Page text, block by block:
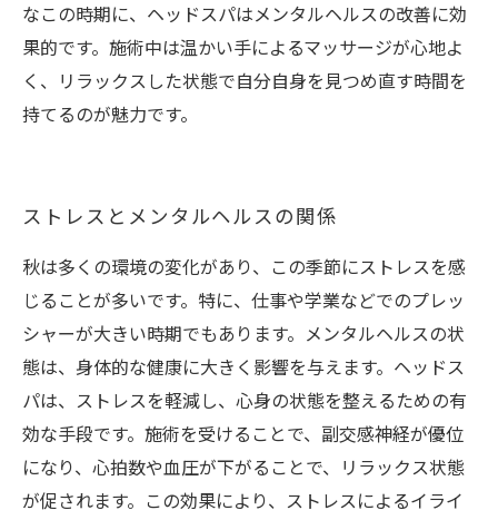
なこの時期に、ヘッドスパはメンタルヘルスの改善に効
果的です。施術中は温かい手によるマッサージが心地よ
く、リラックスした状態で自分自身を見つめ直す時間を
持てるのが魅力です。
ストレスとメンタルヘルスの関係
秋は多くの環境の変化があり、この季節にストレスを感
じることが多いです。特に、仕事や学業などでのプレッ
シャーが大きい時期でもあります。メンタルヘルスの状
態は、身体的な健康に大きく影響を与えます。ヘッドス
パは、ストレスを軽減し、心身の状態を整えるための有
効な手段です。施術を受けることで、副交感神経が優位
になり、心拍数や血圧が下がることで、リラックス状態
が促されます。この効果により、ストレスによるイライ